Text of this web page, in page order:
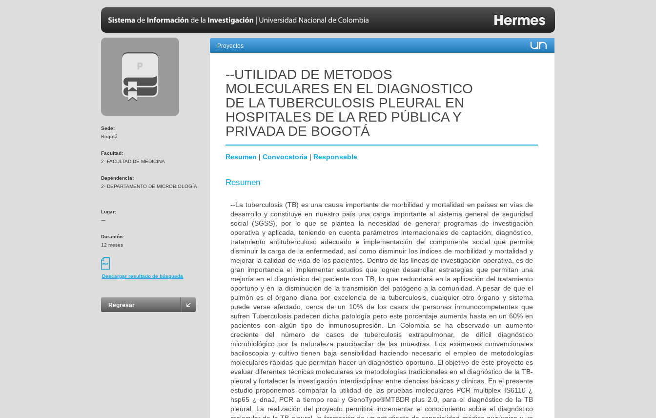
Sede:
Bogotá
Facultad:
2- FACULTAD DE MEDICINA
Dependencia:
2- DEPARTAMENTO DE MICROBIOLOGÍA
Lugar:
---
Duración:
12 meses
Descargar resultado de búsqueda
Regresar
Proyectos
--UTILIDAD DE METODOS
MOLECULARES EN EL DIAGNOSTICO
DE LA TUBERCULOSIS PLEURAL EN
HOSPITALES DE LA RED PÚBLICA Y
PRIVADA DE BOGOTÁ
Resumen | Convocatoria | Responsable
Resumen
--La tuberculosis (TB) es una causa importante de morbilidad y mortalidad en países en vías de
desarrollo y constituye en nuestro país una carga importante al sistema general de seguridad
social (SGSS), por lo que se plantea la necesidad de generar programas de investigación
operativa y aplicada, teniendo en cuenta parámetros internacionales de captación, diagnóstico,
tratamiento antituberculoso adecuado e implementación del componente social que permita
disminuir la carga de la enfermedad, así como disminuir los índices de morbilidad y mortalidad y
mejorar la calidad de vida de los pacientes. Dentro de las líneas de investigación operativa, es de
gran importancia el implementar estudios que logren desarrollar estrategias que permitan una
mejoría en el diagnóstico del paciente con TB, lo que redundará en la aplicación del tratamiento
oportuno y en la disminución de la transmisión del patógeno a la comunidad. A pesar de que el
pulmón es el órgano diana por excelencia de la tuberculosis, cualquier otro órgano y sistema
puede verse afectado, cerca de un 10% de los casos de personas inmunocompetentes que
sufren Tuberculosis padecen dicha patología pero este porcentaje aumenta hasta en un 60% en
pacientes con algún tipo de inmunosupresión. En Colombia se ha observado un aumento
creciente del número de casos de tuberculosis extrapulmonar, de difícil diagnóstico
microbiológico por la naturaleza paucibacilar de las muestras. Los exámenes convencionales
baciloscopia y cultivo tienen baja sensibilidad haciendo necesario el empleo de metodologías
moleculares rápidas que permitan hacer un diagnóstico oportuno. El objetivo de este proyecto es
evaluar diferentes técnicas moleculares vs metodologías tradicionales en el diagnóstico de la TB-
pleural y fortalecer la investigación interdisciplinar entre ciencias básicas y clínicas. En el presente
estudio proponemos comparar la utilidad de las pruebas moleculares PCR multiplex IS6110 ¿
hsp65 ¿ dnaJ, PCR a tiempo real y GenoType®MTBDR plus 2.0, para el diagnóstico de la TB
pleural. La realización del proyecto permitirá incrementar el conocimiento sobre el diagnóstico